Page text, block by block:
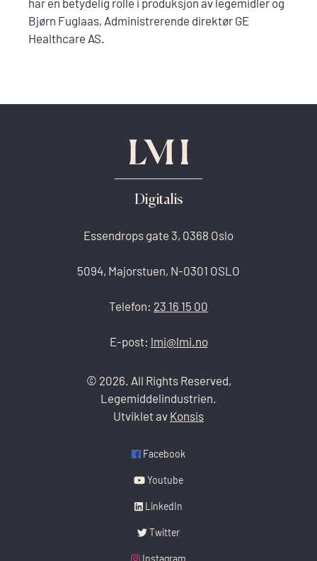
har en betydelig rolle i produksjon av legemidler og
Bjørn Fuglaas, Administrerende direktør GE
Healthcare AS.
Digitalis
Essendrops gate 3, 0368 Oslo
5094, Majorstuen, N-0301 OSLO
Telefon: 23 16 15 00
E-post: lmi@lmi.no
© 2026. All Rights Reserved,
Legemiddelindustrien.
Utviklet av Konsis
Facebook
Youtube
LinkedIn
Twitter